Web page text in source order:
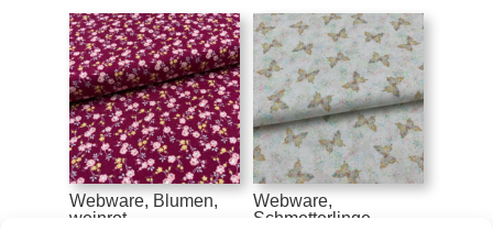
Webware, Blumen,
weinrot
Webware,
Schmetterlinge,